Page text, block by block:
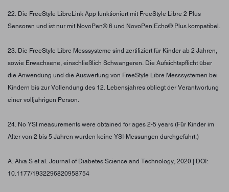
22. Die FreeStyle LibreLink App funktioniert mit FreeStyle Libre 2 Plus
Sensoren und ist nur mit NovoPen® 6 und NovoPen Echo® Plus kompatibel.
23. Die FreeStyle Libre Messsysteme sind zertifiziert für Kinder ab 2 Jahren,
sowie Erwachsene, einschließlich Schwangeren. Die Aufsichtspflicht über
die Anwendung und die Auswertung von FreeStyle Libre Messsystemen bei
Kindern bis zur Vollendung des 12. Lebensjahres obliegt der Verantwortung
einer volljährigen Person.
24. No YSI measurements were obtained for ages 2-5 years (Für Kinder im
Alter von 2 bis 5 Jahren wurden keine YSI-Messungen durchgeführt.)
A. Alva S et al. Journal of Diabetes Science and Technology, 2020 | DOI:
10.1177/1932296820958754